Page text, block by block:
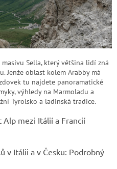
Sella, který většina lidí zná
Jenže oblast kolem Arabby má
tu najdete panoramatické
výhledy na Marmoladu a
Tyrolsko a ladinská tradice.
Alp mezi Itálií a Francií
v Itálii a v Česku: Podrobný